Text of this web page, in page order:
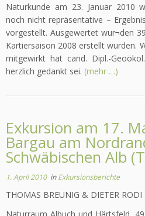
Naturkunde am 23. Januar 2010
noch nicht repräsentative –
vorgestellt. Ausgewertet wur¬den
Kartiersaison 2008 erstellt wurden.
mitgewirkt hat cand. Dipl.-
herzlich gedankt sei. (mehr …)
Exkursion am 17.
Bargau am
Schwäbischen Alb
1. April 2010inExkursionsberichte
THOMAS BREUNIG & DIETER RODI